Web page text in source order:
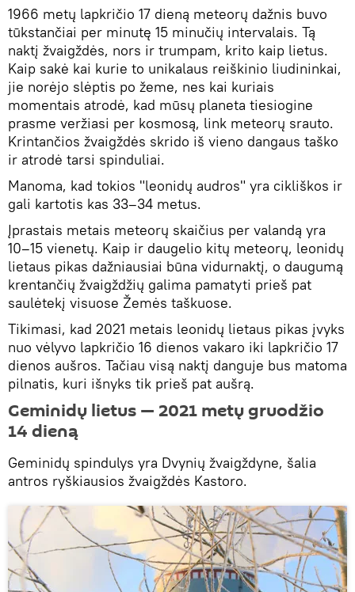
1966 metų lapkričio 17 dieną meteorų dažnis buvo
tūkstančiai per minutę 15 minučių intervalais. Tą
naktį žvaigždės, nors ir trumpam, krito kaip lietus.
Kaip sakė kai kurie to unikalaus reiškinio liudininkai,
jie norėjo slėptis po žeme, nes kai kuriais
momentais atrodė, kad mūsų planeta tiesiogine
prasme veržiasi per kosmosą, link meteorų srauto.
Krintančios žvaigždės skrido iš vieno dangaus taško
ir atrodė tarsi spinduliai.
Manoma, kad tokios "leonidų audros" yra cikliškos ir
gali kartotis kas 33–34 metus.
Įprastais metais meteorų skaičius per valandą yra
10–15 vienetų. Kaip ir daugelio kitų meteorų, leonidų
lietaus pikas dažniausiai būna vidurnaktį, o daugumą
krentančių žvaigždžių galima pamatyti prieš pat
saulėtekį visuose Žemės taškuose.
Tikimasi, kad 2021 metais leonidų lietaus pikas įvyks
nuo vėlyvo lapkričio 16 dienos vakaro iki lapkričio 17
dienos aušros. Tačiau visą naktį danguje bus matoma
pilnatis, kuri išnyks tik prieš pat aušrą.
Geminidų lietus — 2021 metų gruodžio
14 dieną
Geminidų spindulys yra Dvynių žvaigždyne, šalia
antros ryškiausios žvaigždės Kastoro.